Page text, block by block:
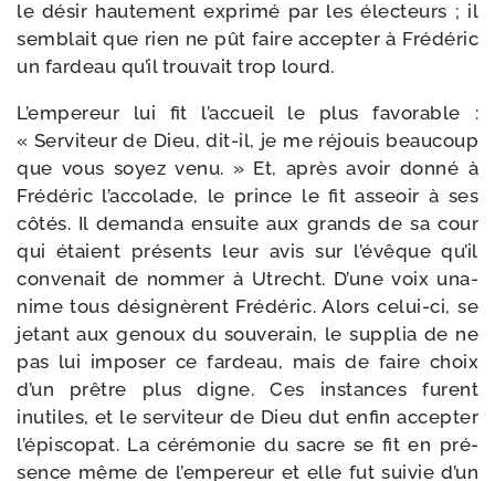
le désir hau­te­ment expri­mé par les élec­teurs ; il
sem­blait que rien ne pût faire accep­ter à Frédéric
un far­deau qu’il trou­vait trop lourd.
L’empereur lui fit l’accueil le plus favo­rable :
« Serviteur de Dieu, dit-​il, je me réjouis beau­coup
que vous soyez venu. » Et, après avoir don­né à
Frédéric l’accolade, le prince le fit asseoir à ses
côtés. Il deman­da ensuite aux grands de sa cour
qui étaient pré­sents leur avis sur l’évêque qu’il
conve­nait de nom­mer à Utrecht. D’une voix una­
nime tous dési­gnèrent Frédéric. Alors celui-​ci, se
jetant aux genoux du sou­ve­rain, le sup­plia de ne
pas lui impo­ser ce far­deau, mais de faire choix
d’un prêtre plus digne. Ces ins­tances furent
inutiles, et le ser­vi­teur de Dieu dut enfin accep­ter
l’épiscopat. La céré­mo­nie du sacre se fit en pré­
sence même de l’empereur et elle fut sui­vie d’un